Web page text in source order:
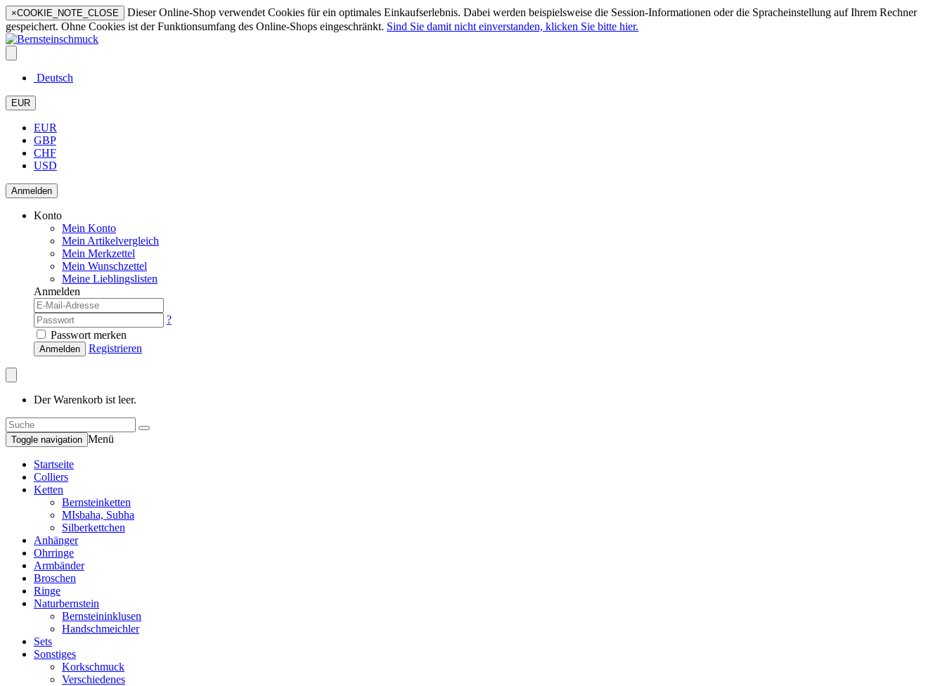
×COOKIE_NOTE_CLOSE
Dieser Online-Shop verwendet Cookies für ein optimales Einkaufserlebnis. Dabei werden beispielsweise die Session-Informationen oder die Spracheinstellung auf Ihrem Rechner
gespeichert. Ohne Cookies ist der Funktionsumfang des Online-Shops eingeschränkt. Sind Sie damit nicht einverstanden, klicken Sie bitte hier.
Deutsch
EUR
EUR
GBP
CHF
USD
Anmelden
Konto
Mein Konto
Mein Artikelvergleich
Mein Merkzettel
Mein Wunschzettel
Meine Lieblingslisten
Anmelden
?
Passwort merken
Anmelden Registrieren
Der Warenkorb ist leer.
Toggle navigation Menü
Startseite
Colliers
Ketten
Bernsteinketten
MIsbaha, Subha
Silberkettchen
Anhänger
Ohrringe
Armbänder
Broschen
Ringe
Naturbernstein
Bernsteininklusen
Handschmeichler
Sets
Sonstiges
Korkschmuck
Verschiedenes